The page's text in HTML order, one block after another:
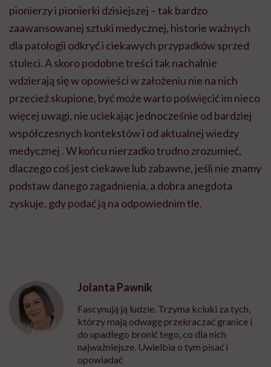
pionierzy i pionierki dzisiejszej – tak bardzo
zaawansowanej sztuki medycznej, historie ważnych
dla patologii odkryć i ciekawych przypadków sprzed
stuleci. A skoro podobne treści tak nachalnie
wdzierają się w opowieści w założeniu nie na nich
przecież skupione, być może warto poświęcić im nieco
więcej uwagi, nie uciekając jednocześnie od bardziej
współczesnych kontekstów i od aktualnej wiedzy
medycznej . W końcu nierzadko trudno zrozumieć,
dlaczego coś jest ciekawe lub zabawne, jeśli nie znamy
podstaw danego zagadnienia, a dobra anegdota
zyskuje, gdy podać ją na odpowiednim tle.
Jolanta Pawnik
Fascynują ją ludzie. Trzyma kciuki za tych,
którzy mają odwagę przekraczać granice i
do upadłego bronić tego, co dla nich
najważniejsze. Uwielbia o tym pisać i
opowiadać